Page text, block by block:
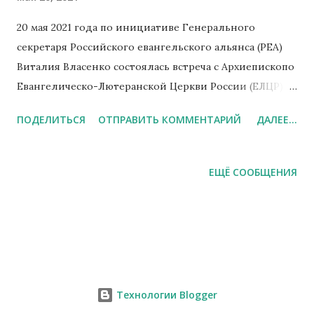
20 мая 2021 года по инициативе Генерального
секретаря Российского евангельского альянса (РЕА)
Виталия Власенко состоялась встреча с Архиепископо
Евангелическо-Лютеранской Церкви России (ЕЛЦР)
взаимного сотрудничества РЕА и ЕЛЦР, наметили
работе ЕЛЦР по созданию музея протестантизма в
перед лицом новых вызовов современности на пути к
ПОДЕЛИТЬСЯ ОТПРАВИТЬ КОММЕНТАРИЙ ДАЛЕЕ...
ЕЩЁ СООБЩЕНИЯ
Технологии Blogger